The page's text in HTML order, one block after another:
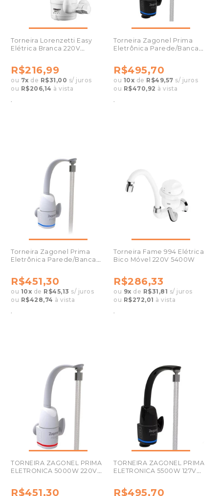
Torneira Lorenzetti Easy
Elétrica Branca 220V
R$216,99
ou 7x de R$31,00 s/ juros
ou R$206,14 à vista
.
Torneira Zagonel Prima
Eletrônica Parede/Bancada
R$495,70
ou 10x de R$49,57 s/ juros
ou R$470,92 à vista
.
Torneira Zagonel Prima
Eletrônica Parede/Bancada
R$451,30
ou 10x de R$45,13 s/ juros
ou R$428,74 à vista
.
Torneira Fame 994 Elétrica
Bico Móvel 220V 5400W
R$286,33
ou 9x de R$31,81 s/ juros
ou R$272,01 à vista
.
TORNEIRA ZAGONEL PRIMA
ELETRONICA 5000W 220V
R$451,30
TORNEIRA ZAGONEL PRIMA
ELETRONICA 5500W 127V
R$495,70